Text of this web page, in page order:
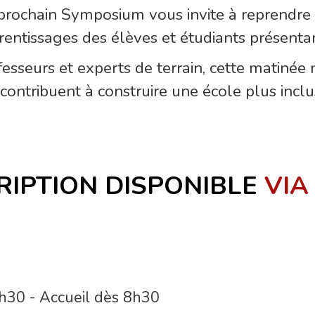
Symposium vous invite à
des élèves et étudiants
et experts de terrain, cette
à construire une école plus
DISPONIBLE VIA
- Accueil dès 8h30